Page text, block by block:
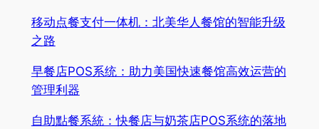
移动点餐支付一体机：北美华人餐馆的智能升级
之路
早餐店POS系统：助力美国快速餐馆高效运营的
管理利器
自助點餐系統：快餐店与奶茶店POS系统的落地